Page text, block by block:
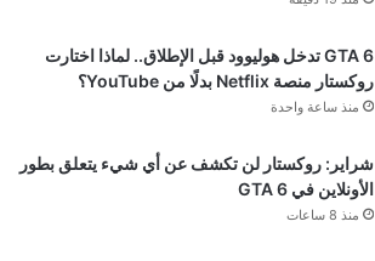
GTA 6 تدخل هوليوود قبل الإطلاق.. لماذا اختارت
روكستار منصة Netflix بدلًا من YouTube؟
منذ ساعة واحدة
شراير: روكستار لن تكشف عن أي شيء يتعلق بطور
الأونلاين في GTA 6
منذ 8 ساعات